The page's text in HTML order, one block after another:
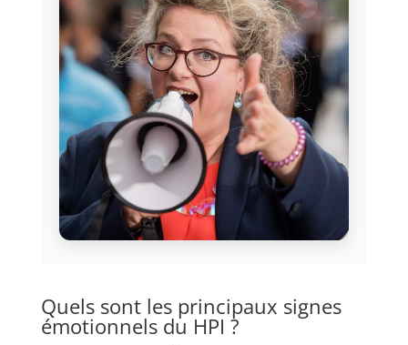
Quels sont les principaux signes
émotionnels du HPI ?